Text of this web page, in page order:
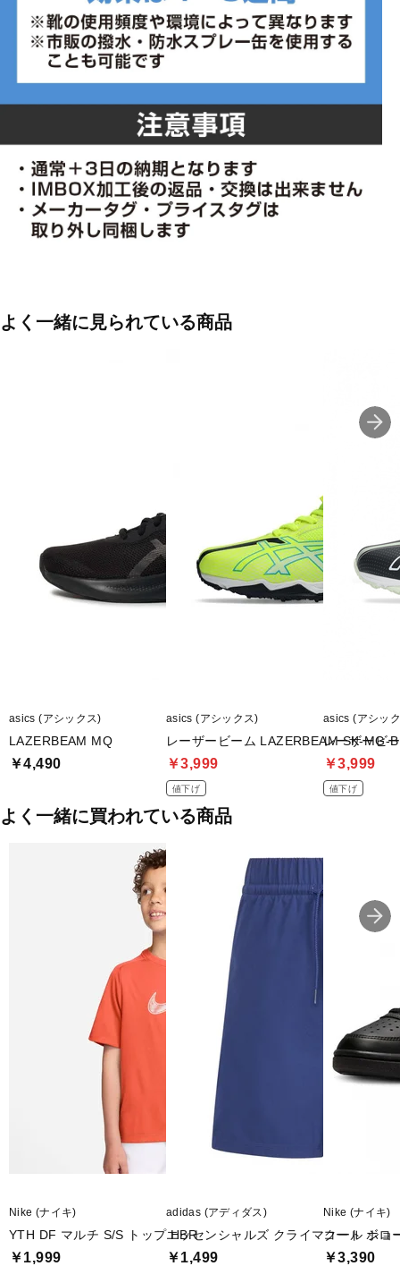
よく一緒に見られている商品
asics (アシックス)
LAZERBEAM MQ
￥4,490
asics (アシックス)
レーザービーム LAZERBEAM SK-MG-B
￥3,999
値下げ
asics (アシッ
レーザービ
￥3,999
値下げ
よく一緒に買われている商品
Nike (ナイキ)
YTH DF マルチ S/S トップ HBR
￥1,999
adidas (アディダス)
エッセンシャルズ クライマクール ショ
￥1,499
Nike (ナイキ)
コート ボロ
￥3,390